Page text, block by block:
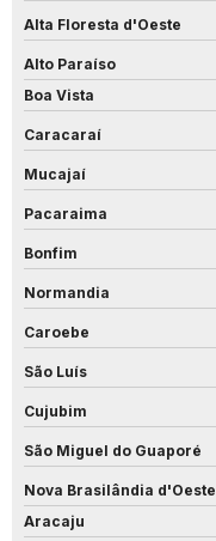
Alta Floresta d'Oeste
Alto Paraíso
Boa Vista
Caracaraí
Mucajaí
Pacaraima
Bonfim
Normandia
Caroebe
São Luís
Cujubim
São Miguel do Guaporé
Nova Brasilândia d'Oeste
Aracaju